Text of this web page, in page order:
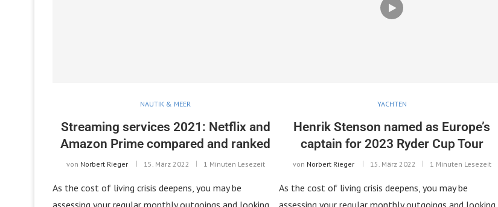
NAUTIK & MEER
Streaming services 2021: Netflix and
Amazon Prime compared and ranked
von Norbert Rieger 15. März 2022 1 Minuten Lesezeit
As the cost of living crisis deepens, you may be
assessing your regular monthly outgoings and looking
YACHTEN
Henrik Stenson named as Europe’s
captain for 2023 Ryder Cup Tour
von Norbert Rieger 15. März 2022 1 Minuten Lesezeit
As the cost of living crisis deepens, you may be
assessing your regular monthly outgoings and looking